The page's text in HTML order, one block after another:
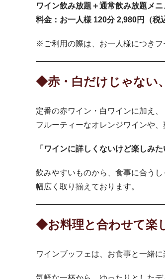
ワイン飲み放題＋通常飲み放題メ
料金：お一人様 120分 2,980円（税
※ご利用の際は、お一人様につきフ
◆赤・白だけじゃない
定番の赤ワイン・白ワインに加え、
フルーティーなオレンジワインや
「ワインに詳しくないけど楽しみた
飲みやすいものから、食事に合うし
幅広く取り揃えております。
◆お料理と合わせて楽
ワインブッフェは、お食事と一緒に